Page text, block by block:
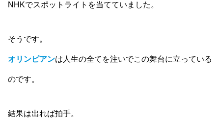
NHKでスポットライトを当てていました。
そうです。
オリンピアンは人生の全てを注いでこの舞台に立っている
のです。
結果は出れば拍手。